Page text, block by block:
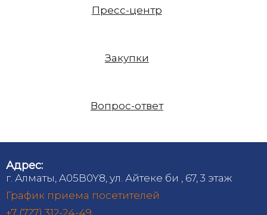
Пресс-центр
Закупки
Вопрос-ответ
Адрес:
г. Алматы, A05B0Y8, ул. Айтеке би , 67, 3 этаж
График приема посетителей
+7 (727) 312-24-49